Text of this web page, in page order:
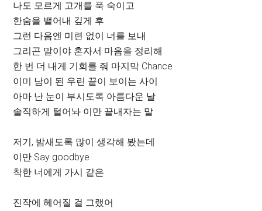
나도 모르게 고개를 푹 숙이고
한숨을 뱉어내 깊게 후
그런 다음엔 미련 없이 너를 보내
그리곤 말이야 혼자서 마음을 정리해
한 번 더 내게 기회를 줘 마지막 Chance
이미 남이 된 우린 끝이 보이는 사이
아마 난 눈이 부시도록 아름다운 날
솔직하게 털어놔 이만 끝내자는 말
저기, 밤새도록 많이 생각해 봤는데
이만 Say goodbye
착한 너에게 가시 같은
진작에 헤어질 걸 그랬어